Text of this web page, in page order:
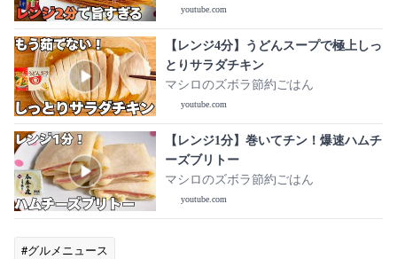
youtube.com
【レンジ4分】うどんスープで極上しっ
とりサラダチキン
マシロのズボラ節約ごはん
youtube.com
【レンジ1分】巻いてチン！爆速ハムチ
ーズブリトー
マシロのズボラ節約ごはん
youtube.com
#グルメニュース